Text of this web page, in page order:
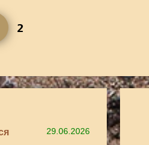
2
29.06.2026